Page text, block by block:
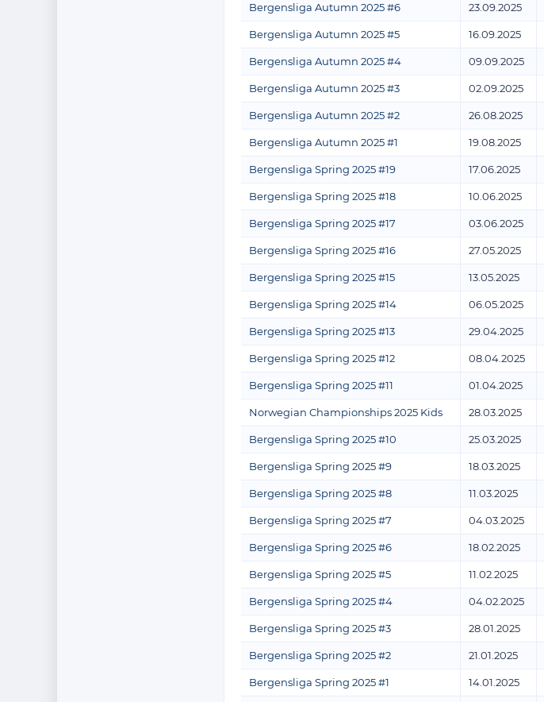
Bergensliga Autumn 2025 #6 23.09.2025
Bergensliga Autumn 2025 #5 16.09.2025
Bergensliga Autumn 2025 #4 09.09.2025
Bergensliga Autumn 2025 #3 02.09.2025
Bergensliga Autumn 2025 #2 26.08.2025
Bergensliga Autumn 2025 #1 19.08.2025
Bergensliga Spring 2025 #19 17.06.2025
Bergensliga Spring 2025 #18 10.06.2025
Bergensliga Spring 2025 #17 03.06.2025
Bergensliga Spring 2025 #16 27.05.2025
Bergensliga Spring 2025 #15 13.05.2025
Bergensliga Spring 2025 #14 06.05.2025
Bergensliga Spring 2025 #13 29.04.2025
Bergensliga Spring 2025 #12 08.04.2025
Bergensliga Spring 2025 #11 01.04.2025
Norwegian Championships 2025 Kids 28.03.2025
Bergensliga Spring 2025 #10 25.03.2025
Bergensliga Spring 2025 #9 18.03.2025
Bergensliga Spring 2025 #8 11.03.2025
Bergensliga Spring 2025 #7 04.03.2025
Bergensliga Spring 2025 #6 18.02.2025
Bergensliga Spring 2025 #5 11.02.2025
Bergensliga Spring 2025 #4 04.02.2025
Bergensliga Spring 2025 #3 28.01.2025
Bergensliga Spring 2025 #2 21.01.2025
Bergensliga Spring 2025 #1 14.01.2025